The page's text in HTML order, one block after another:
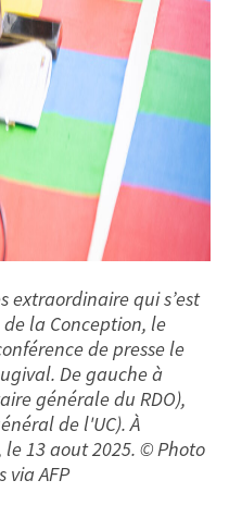
extraordinaire qui s’est
la Conception, le
de presse le
De gauche à
générale du RDO),
de l'UC). À
13 aout 2025. © Photo
via AFP